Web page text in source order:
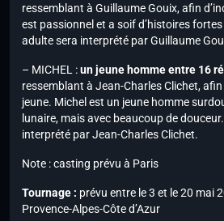
ressemblant à Guillaume Gouix, afin
est passionnel et a soif d’histoires
adulte sera interprété par Guillaume
– MICHEL :un jeune homme entre 16
ressemblant à Jean-Charles Clichet, afin
jeune. Michel est un jeune homme
lunaire, mais avec beaucoup de
interprété par Jean-Charles Clichet.
Note :casting prévu à Paris
Tournage : prévu entre le 3 et le 20 mai
Provence-Alpes-Côte d’Azur